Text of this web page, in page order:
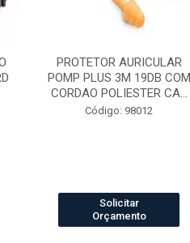
PROTETOR AURICULAR
POMP PLUS 3M 19DB COM
CORDAO POLIESTER CA...
Código: 98012
Solicitar
Orçamento